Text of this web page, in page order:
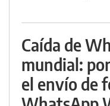
Caída de
mundial:
el envío de